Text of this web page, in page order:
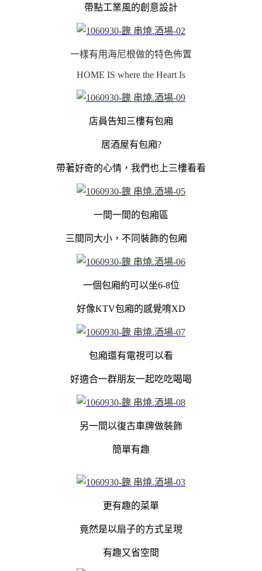
帶點工業風的創意設計
一樣有用海尼根做的特色佈置
HOME IS where the Heart Is
店員告知三樓有包廂
居酒屋有包廂?
帶著好奇的心情，我們也上三樓看看
一間一間的包廂區
三間同大小，不同裝飾的包廂
一個包廂約可以坐6-8位
好像KTV包廂的感覺唷XD
包廂還有電視可以看
好適合一群朋友一起吃吃喝喝
另一間以復古車牌做裝飾
簡單有趣
更有趣的菜單
竟然是以扇子的方式呈現
有趣又省空間